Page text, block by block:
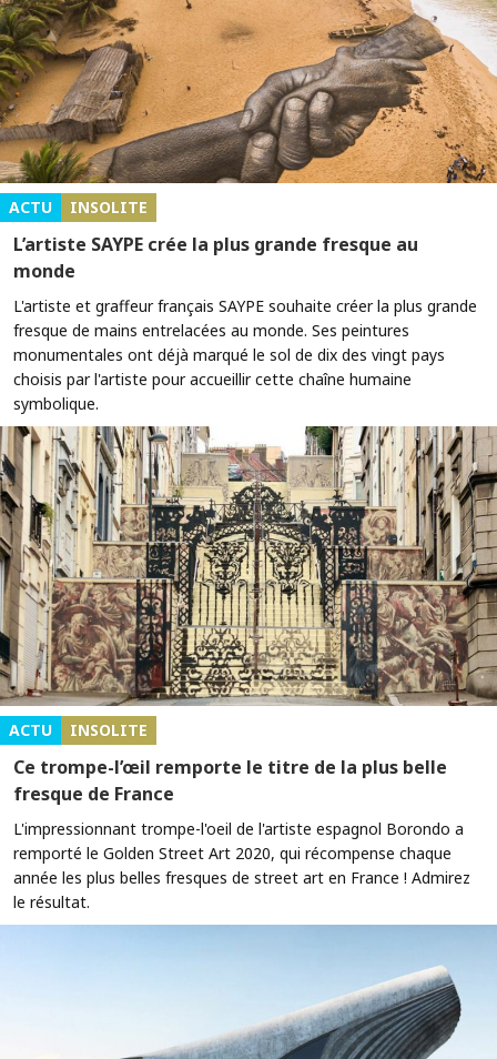
ACTU INSOLITE
L’artiste SAYPE crée la plus grande fresque au
monde
L'artiste et graffeur français SAYPE souhaite créer la plus grande
fresque de mains entrelacées au monde. Ses peintures
monumentales ont déjà marqué le sol de dix des vingt pays
choisis par l'artiste pour accueillir cette chaîne humaine
symbolique.
ACTU INSOLITE
Ce trompe-l’œil remporte le titre de la plus belle
fresque de France
L'impressionnant trompe-l'oeil de l'artiste espagnol Borondo a
remporté le Golden Street Art 2020, qui récompense chaque
année les plus belles fresques de street art en France ! Admirez
le résultat.